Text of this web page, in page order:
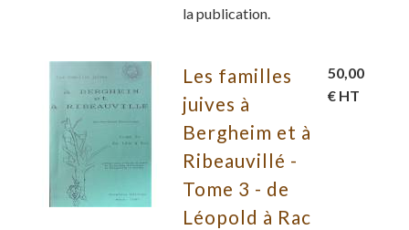
la publication.
Les familles
juives à
Bergheim et à
Ribeauvillé -
Tome 3 - de
Léopold à Rac
50,00
€ HT